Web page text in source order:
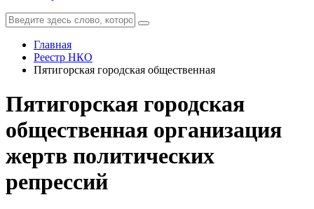
Главная
Реестр НКО
Пятигорская городская общественная
Пятигорская городская
общественная организация
жертв политических
репрессий